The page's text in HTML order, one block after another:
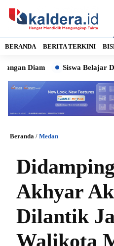
BERANDA BERITA TERKINI
Diam Siswa Belajar Dipisah
Beranda / Medan
Akhyar
Dilantik
Walikota